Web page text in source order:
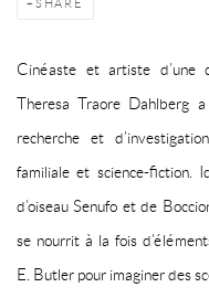
SHARE
Cinéaste et artiste d’une
Theresa Traore Dahlberg
recherche et
familiale et science-fiction.
d’oiseau Senufo et de
se nourrit à la fois
E. Butler pour imaginer des